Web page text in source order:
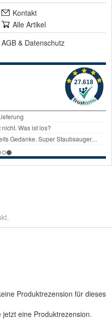
Kontakt
Alle Artikel
AGB & Datenschutz
Produktrezension für dieses
jetzt eine Produktrezension.